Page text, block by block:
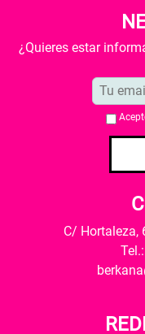
¿Quieres estar
C/ Hortaleza,